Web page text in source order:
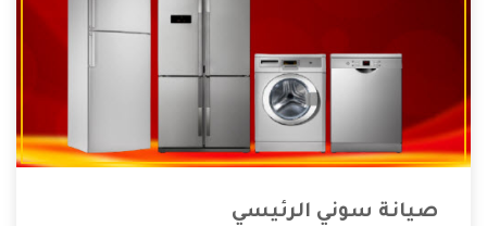
صيانة سوني الرئيسي